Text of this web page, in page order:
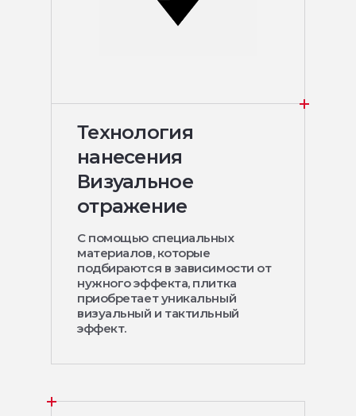
Технология
нанесения
Визуальное
отражение
С помощью специальных
материалов, которые
подбираются в зависимости от
нужного эффекта, плитка
приобретает уникальный
визуальный и тактильный
эффект.